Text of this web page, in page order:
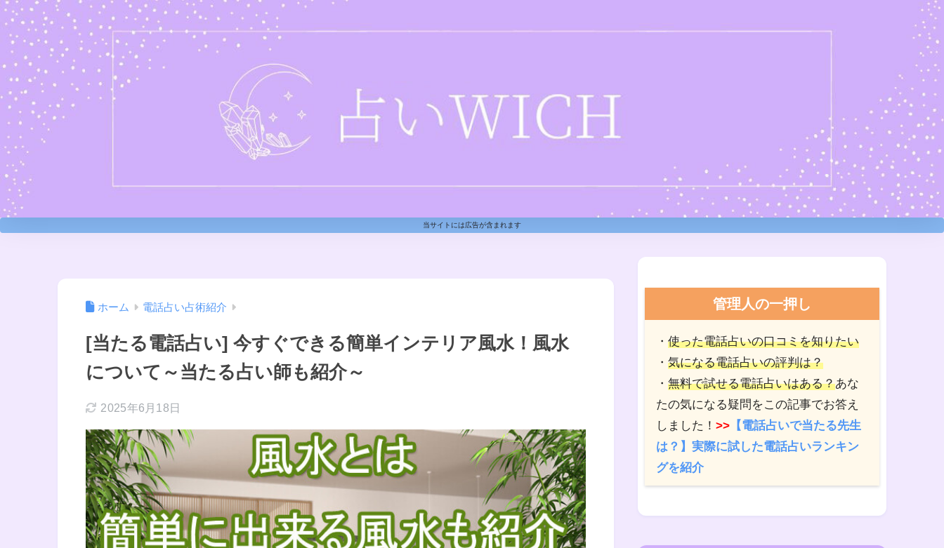
当サイトには広告が含まれます
ホーム 電話占い占術紹介
[当たる電話占い] 今すぐできる簡単インテリア風水！風水
について～当たる占い師も紹介～
2025年6月18日
管理人の一押し
・ 使った電話占いの口コミを知りたい
・ 気になる電話占いの評判は？
・ 無料で試せる電話占いはある？あな
たの気になる疑問をこの記事でお答え
しました！ >> 【電話占いで当たる先生
は？】実際に試した電話占いランキン
グを紹介